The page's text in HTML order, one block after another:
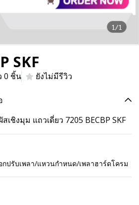
1/1
SKF
0 ชิ้น
ยังไม่มีรีวิว
ชิงมุม แถวเดี่ยว 7205 BECBP SKF
ปรับเพลา/แหวนกำหนด/เพลาฮาร์ดโครม